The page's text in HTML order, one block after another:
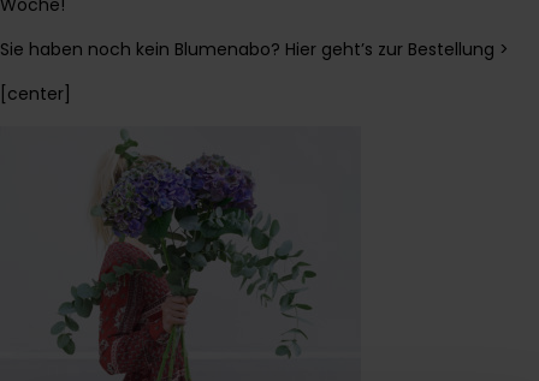
Woche!
Sie haben noch kein Blumenabo? Hier geht’s zur Bestellung >
[center]